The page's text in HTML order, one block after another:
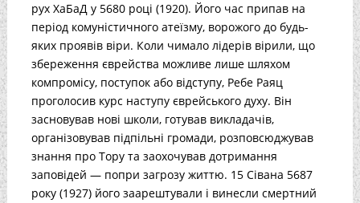
рух ХаБаД у 5680 році (1920). Його час припав на
період комуністичного атеїзму, ворожого до будь-
яких проявів віри. Коли чимало лідерів вірили, що
збереження єврейства можливе лише шляхом
компромісу, поступок або відступу, Ребе Раяц
проголосив курс наступу єврейського духу. Він
засновував нові школи, готував викладачів,
організовував підпільні громади, розповсюджував
знання про Тору та заохочував дотримання
заповідей — попри загрозу життю. 15 Сівана 5687
року (1927) його заарештували і винесли смертний